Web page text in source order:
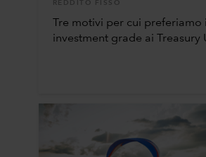
REDDITO FISSO
Tre motivi per cui preferiamo
investment grade ai Treasury